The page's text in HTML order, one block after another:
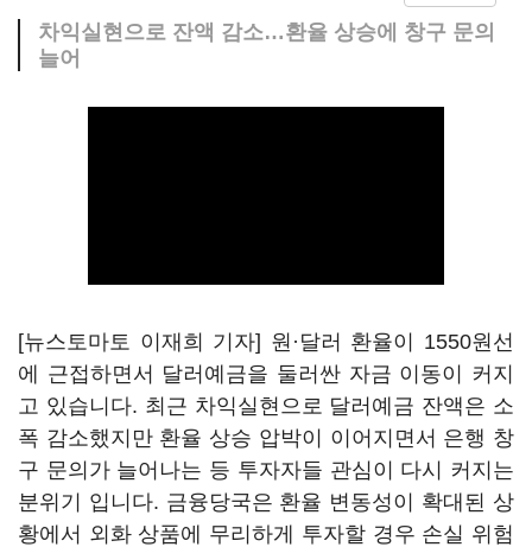
차익실현으로 잔액 감소…환율 상승에 창구 문의
늘어
[뉴스토마토 이재희 기자] 원·달러 환율이 1550원선
에 근접하면서 달러예금을 둘러싼 자금 이동이 커지
고 있습니다. 최근 차익실현으로 달러예금 잔액은 소
폭 감소했지만 환율 상승 압박이 이어지면서 은행 창
구 문의가 늘어나는 등 투자자들 관심이 다시 커지는
분위기 입니다. 금융당국은 환율 변동성이 확대된 상
황에서 외화 상품에 무리하게 투자할 경우 손실 위험